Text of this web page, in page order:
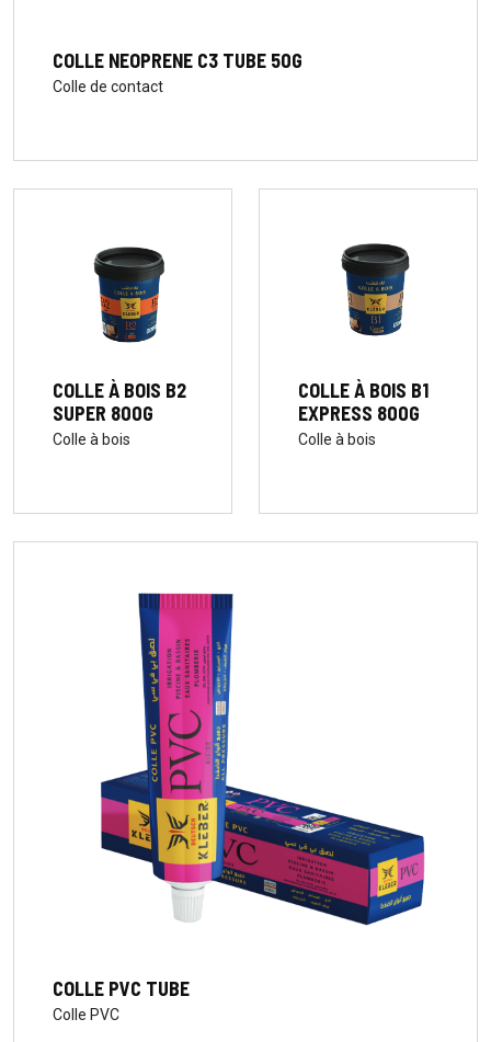
COLLE NEOPRENE C3 TUBE 50G
Colle de contact
COLLE À BOIS B2
SUPER 800G
Colle à bois
COLLE À BOIS B1
EXPRESS 800G
Colle à bois
COLLE PVC TUBE
Colle PVC